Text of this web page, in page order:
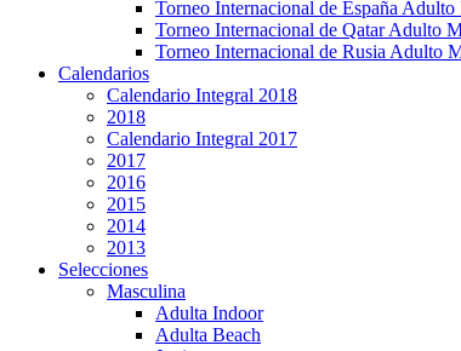
Torneo Internacional de España
Torneo Internacional de Qatar Adulto
Torneo Internacional de Rusia Adulto
Calendarios
Calendario Integral 2018
2018
Calendario Integral 2017
2017
2016
2015
2014
2013
Selecciones
Masculina
Adulta Indoor
Adulta Beach